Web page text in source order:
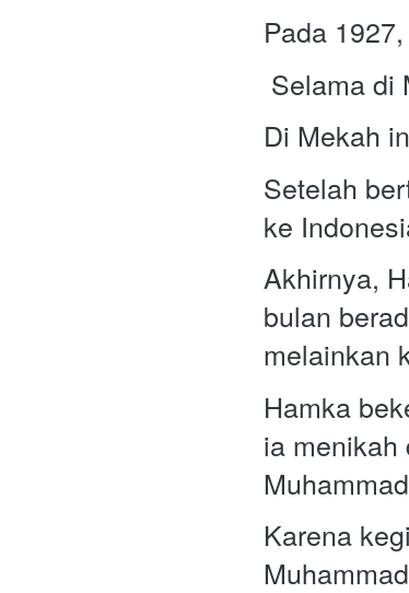
Pada
Selama di
Setelah
ke
Akhirnya,
bulan
melainkan
Hamka
ia menikah
Karena